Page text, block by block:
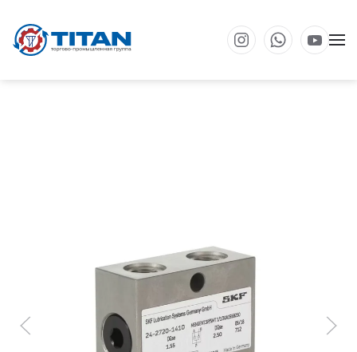
Перейти к основному содержанию